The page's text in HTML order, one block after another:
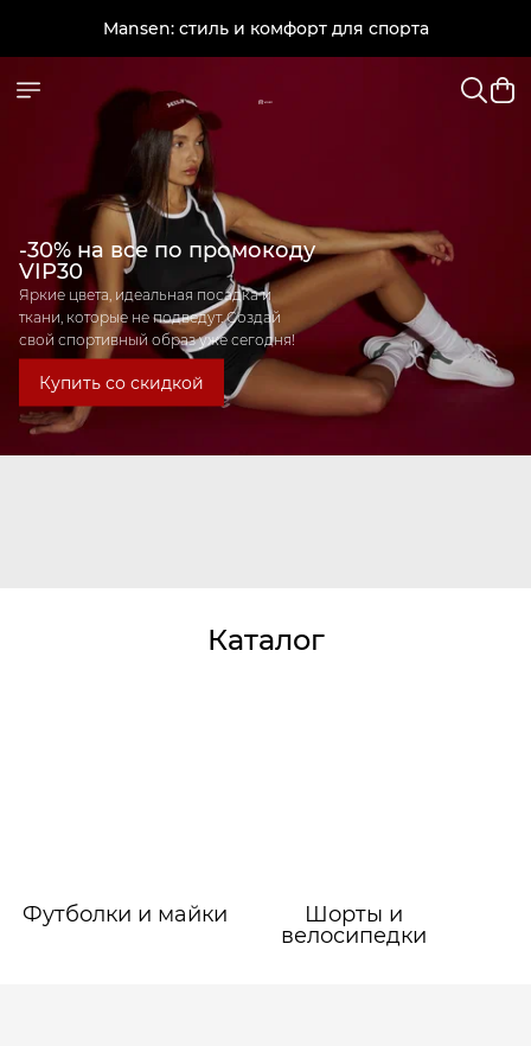
Mansen: стиль и комфорт для спорта
Ваша скидка 30% ждёт! Промокод: VIP30
Mansen: стиль и комфорт для спорта
-30% на все по промокоду
VIP30
Яркие цвета, идеальная посадка и
ткани, которые не подведут. Создай
свой спортивный образ уже сегодня!
Купить со скидкой
Каталог
Футболки и майки
Шорты и
велосипедки